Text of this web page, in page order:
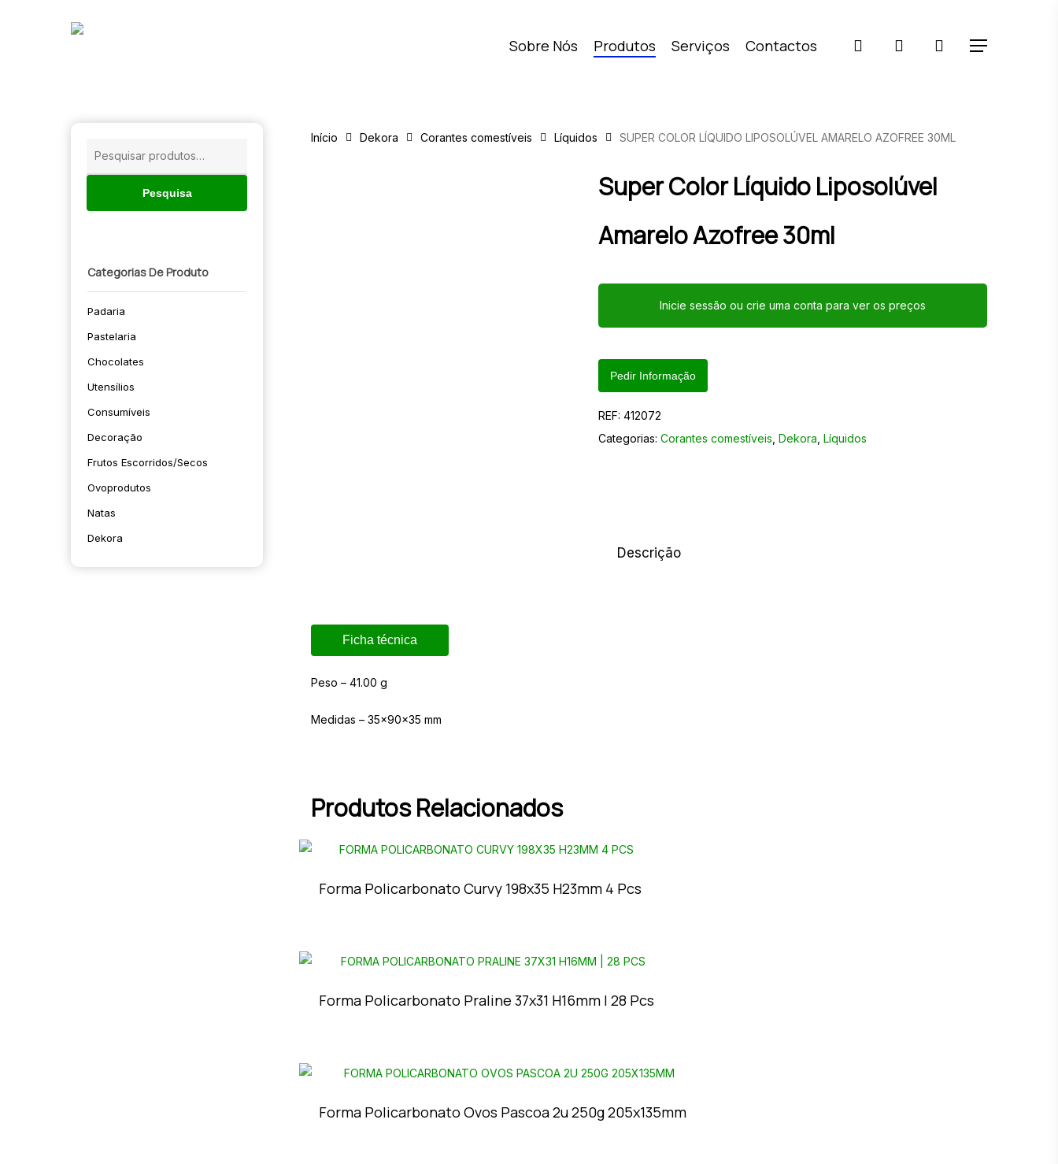
Sobre Nós Produtos Serviços Contactos pesquisaraccount Menu
Pesquisa
Categorias De Produto
Padaria
Pastelaria
Chocolates
Utensílios
Consumíveis
Decoração
Frutos Escorridos/secos
Ovoprodutos
Natas
Dekora
Início Dekora Corantes comestíveis Líquidos SUPER COLOR LÍQUIDO LIPOSOLÚVEL AMARELO AZOFREE 30ML
Super Color Líquido Liposolúvel
Amarelo Azofree 30ml
Inicie sessão ou crie uma conta para ver os preços
Pedir Informação
REF:412072
Categorias:Corantes comestíveis ,Dekora ,Líquidos
Descrição
Ficha técnica
Peso – 41.00 g
Medidas – 35x90x35 mm
Produtos Relacionados
Forma Policarbonato Curvy 198x35 H23mm 4 Pcs
Forma Policarbonato Praline 37x31 H16mm | 28 Pcs
Forma Policarbonato Ovos Pascoa 2u 250g 205x135mm